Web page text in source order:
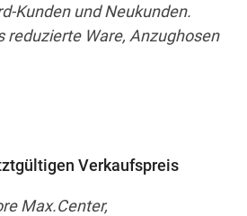
Kunden und Neukunden.
reduzierte Ware, Anzughosen
Verkaufspreis
Max.Center,